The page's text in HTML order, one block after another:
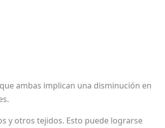
ambas implican una disminución en
y otros tejidos. Esto puede lograrse